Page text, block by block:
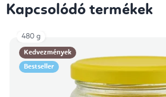
Kapcsolódó termékek
Kedvezmények
Bestseller
480 g